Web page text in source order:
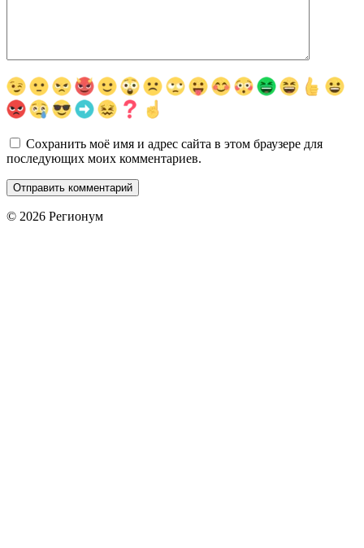
Сохранить моё имя и адрес сайта в этом браузере для
последующих моих комментариев.
© 2026 Регионум